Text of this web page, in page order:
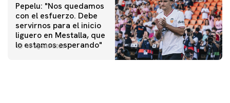
Pepelu: "Nos quedamos
con el esfuerzo. Debe
servirnos para el inicio
liguero en Mestalla, que
lo estamos esperando"
08 agosto 2026
PRIMER EQUIPO
Las fotos del Valencia CF-Newcastle United FC
PRIMER EQUIPO
MESTALLA 📍